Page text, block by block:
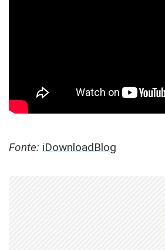
Fonte: iDownloadBlog